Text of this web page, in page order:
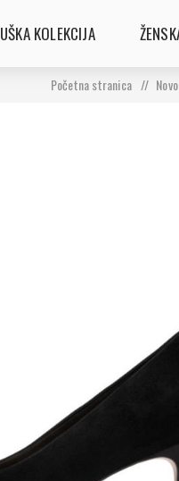
KOLEKCIJA
Početna stranica / Novo